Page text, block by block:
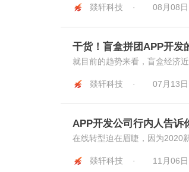
燚轩科技 · 08月08日
干货！盲盒拼团APP开发
就目前的趋势来看，盲盒经济
燚轩科技 · 07月13日
APP开发公司行内人告诉
在线转型迫在眉睫，因为2020
燚轩科技 · 11月06日